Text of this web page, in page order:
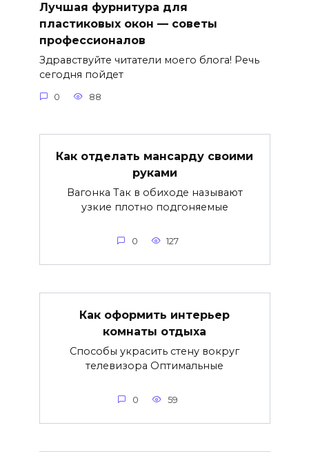
Лучшая фурнитура для
пластиковых окон — советы
профессионалов
Здравствуйте читатели моего блога! Речь
сегодня пойдет
0 88
Как отделать мансарду своими
руками
Вагонка Так в обиходе называют
узкие плотно подгоняемые
0 127
Как оформить интерьер
комнаты отдыха
Способы украсить стену вокруг
телевизора Оптимальные
0 59